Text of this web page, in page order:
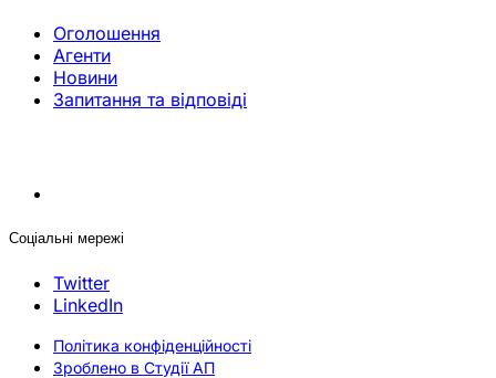
Оголошення
Агенти
Новини
Запитання та відповіді
Соціальні мережі
Twitter
LinkedIn
Політика конфіденційності
Зроблено в Студії АП